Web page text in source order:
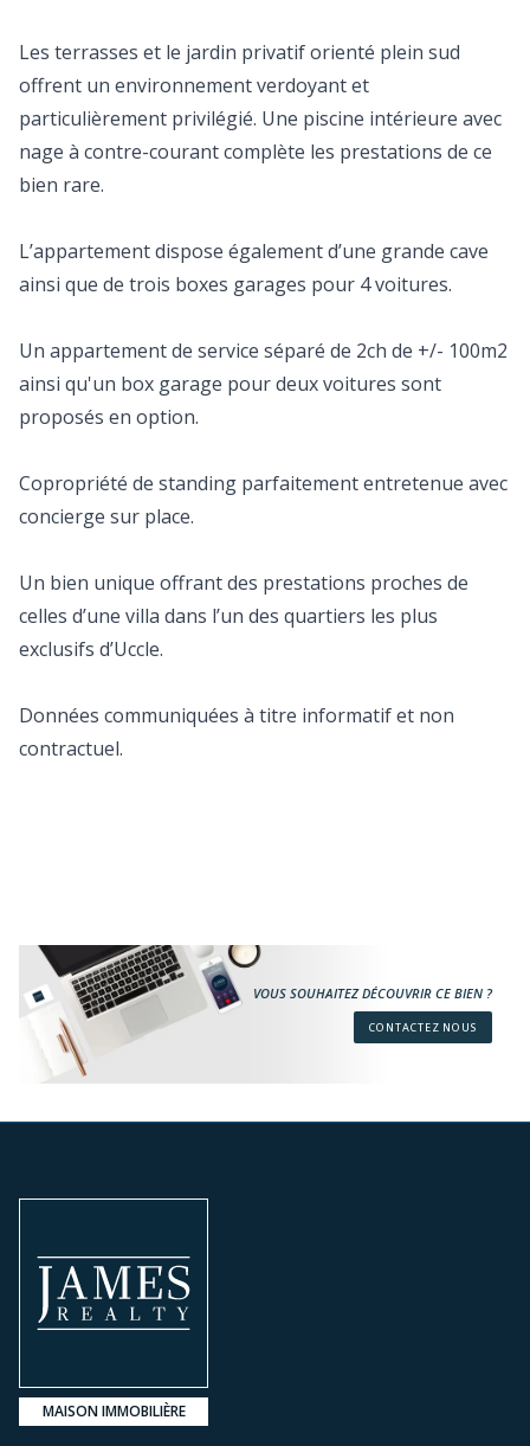
Les terrasses et le jardin privatif orienté plein sud
offrent un environnement verdoyant et
particulièrement privilégié. Une piscine intérieure avec
nage à contre-courant complète les prestations de ce
bien rare.
L’appartement dispose également d’une grande cave
ainsi que de trois boxes garages pour 4 voitures.
Un appartement de service séparé de 2ch de +/- 100m2
ainsi qu'un box garage pour deux voitures sont
proposés en option.
Copropriété de standing parfaitement entretenue avec
concierge sur place.
Un bien unique offrant des prestations proches de
celles d’une villa dans l’un des quartiers les plus
exclusifs d’Uccle.
Données communiquées à titre informatif et non
contractuel.
VOUS SOUHAITEZ DÉCOUVRIR CE BIEN ?
CONTACTEZ NOUS
MAISON IMMOBILIÈRE